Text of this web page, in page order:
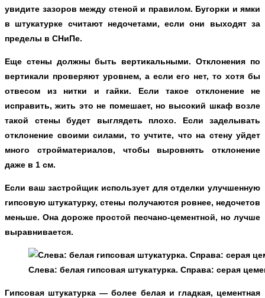
увидите зазоров между стеной и правилом. Бугорки и ямки
в штукатурке считают недочетами, если они выходят за
пределы в СНиПе.
Еще стены должны быть вертикальными. Отклонения по
вертикали проверяют уровнем, а если его нет, то хотя бы
отвесом из нитки и гайки. Если такое отклонение не
исправить, жить это не помешает, но высокий шкаф возле
такой стены будет выглядеть плохо. Если заделывать
отклонение своими силами, то учтите, что на стену уйдет
много стройматериалов, чтобы выровнять отклонение
даже в 1 см.
Если ваш застройщик использует для отделки улучшенную
гипсовую штукатурку, стены получаются ровнее, недочетов
меньше. Она дороже простой песчано-цементной, но лучше
выравнивается.
Слева: белая гипсовая штукатурка. Справа: серая
Гипсовая штукатурка — более белая и гладкая, цементная